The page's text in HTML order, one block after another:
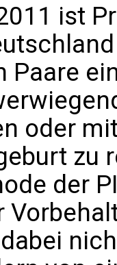
ist
Paare
oder
zu
der